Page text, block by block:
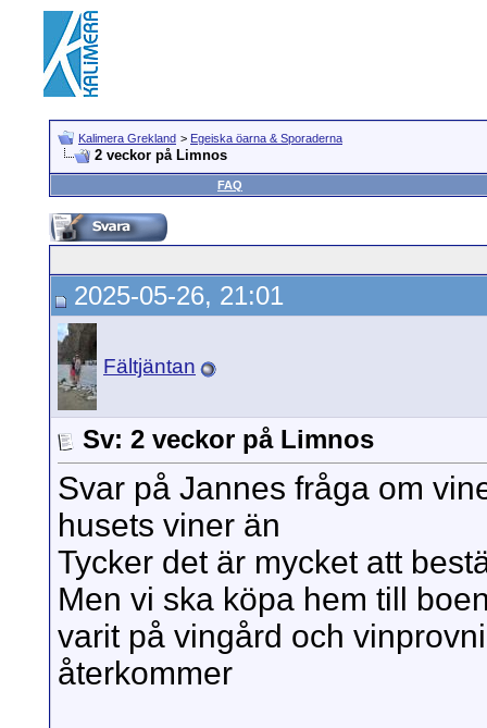
Kalimera Grekland > Egeiska öarna & Sporaderna
2 veckor på Limnos
FAQ
2025-05-26, 21:01
Fältjäntan
Sv: 2 veckor på Limnos
Svar på Jannes fråga om
husets viner än
Tycker det är mycket att
Men vi ska köpa hem till
varit på vingård och
återkommer